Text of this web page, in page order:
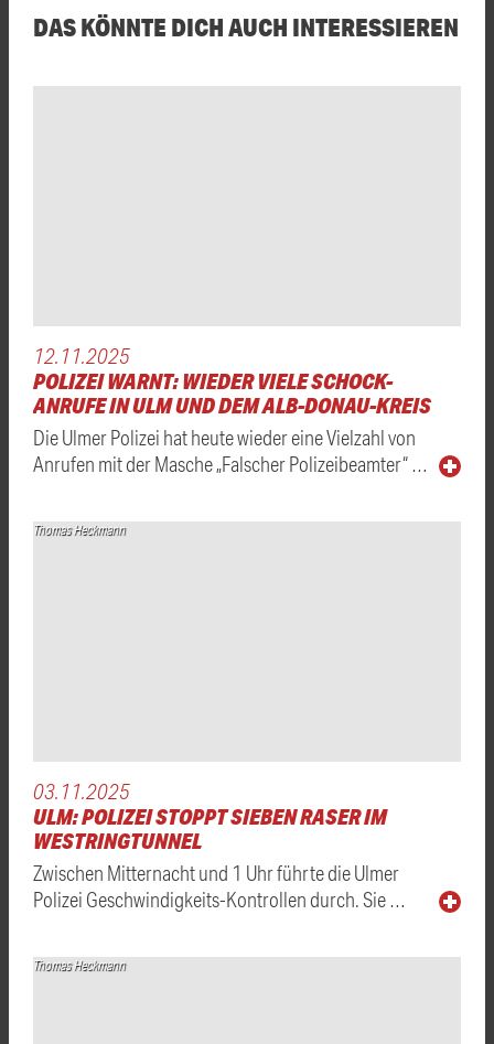
DAS KÖNNTE DICH AUCH INTERESSIEREN
12.11.2025
POLIZEI WARNT: WIEDER VIELE SCHOCK-
ANRUFE IN ULM UND DEM ALB-DONAU-KREIS
Die Ulmer Polizei hat heute wieder eine Vielzahl von
Anrufen mit der Masche „Falscher Polizeibeamter“ …
Thomas Heckmann
03.11.2025
ULM: POLIZEI STOPPT SIEBEN RASER IM
WESTRINGTUNNEL
Zwischen Mitternacht und 1 Uhr führte die Ulmer
Polizei Geschwindigkeits-Kontrollen durch. Sie …
Thomas Heckmann